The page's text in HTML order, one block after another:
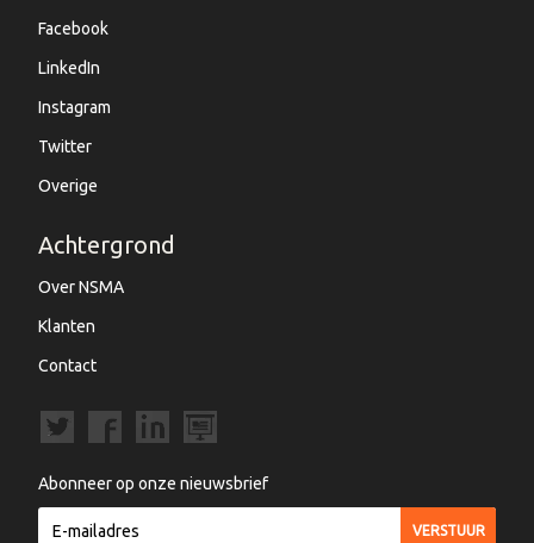
Facebook
LinkedIn
Instagram
Twitter
Overige
Achtergrond
Over NSMA
Klanten
Contact
Abonneer op onze nieuwsbrief